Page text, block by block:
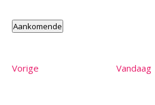
Aankomende
datum.
VorigeEvenementen Vandaag